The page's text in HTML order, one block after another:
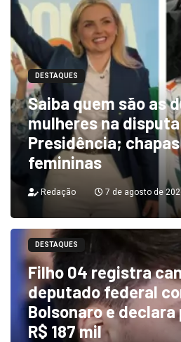
DESTAQUES
Saiba quem são as
mulheres na
Presidência; chapas
femininas
Redação 7 de agosto de
DESTAQUES
Filho 04 registra
deputado federal
Bolsonaro e
R$ 187 mil